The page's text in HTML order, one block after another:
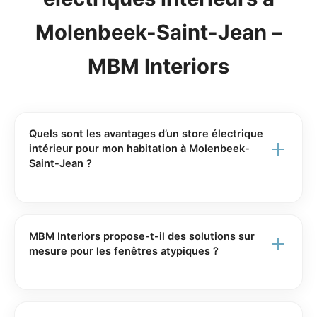
Molenbeek-Saint-Jean –
MBM Interiors
Quels sont les avantages d’un store électrique
intérieur pour mon habitation à Molenbeek-
Saint-Jean ?
motorisée, par interrupteur mural, télécommande ou
via une application domotique. Il permet de moduler
MBM Interiors propose-t-il des solutions sur
mesure pour les fenêtres atypiques ?